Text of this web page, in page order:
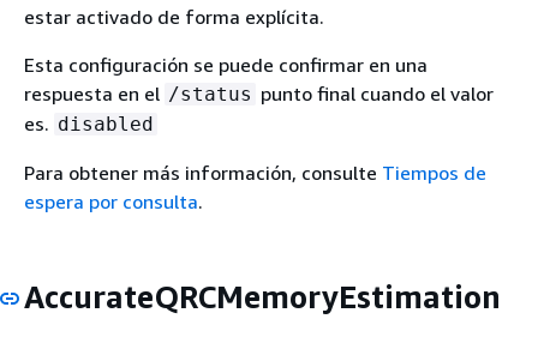
estar activado de forma explícita.
Esta configuración se puede confirmar en una
respuesta en el /status punto final cuando el valor
es. disabled
Para obtener más información, consulte Tiempos de
espera por consulta.
AccurateQRCMemoryEstimation